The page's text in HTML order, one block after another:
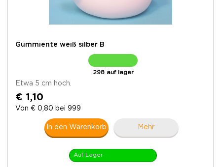
Gummiente weiß silber B
298 auf lager
Etwa 5 cm hoch.
€ 1,10
Von € 0,80 bei 999
In den Warenkorb Mehr
Auf Lager